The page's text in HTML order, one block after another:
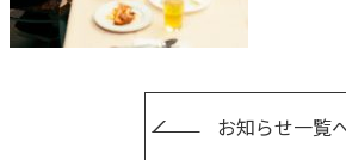
お知らせ一覧